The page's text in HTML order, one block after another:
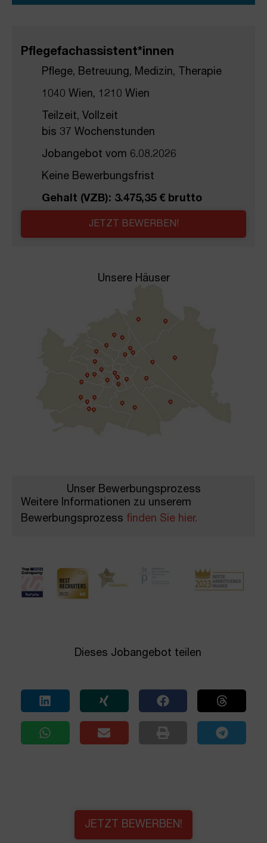
Pflegefach­assistent*innen
Pflege, Betreuung, Medizin, Therapie
1040 Wien, 1210 Wien
Teilzeit, Vollzeit
bis 37 Wochenstunden
Jobangebot vom 6.08.2026
Keine Bewerbungsfrist
Gehalt (VZB): 3.475,35 € brutto
JETZT BEWERBEN!
Unsere Häuser
Unser Bewerbungs­prozess
Weitere Informationen zu unserem
Bewerbungsprozess finden Sie hier.
Dieses Jobangebot teilen
JETZT BEWERBEN!